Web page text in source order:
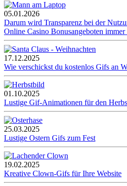
05.01.2026
Darum wird Transparenz bei der
Online Casino Bonusangeboten
17.12.2025
Wie verschickst du kostenlos Gifs an
01.10.2025
Lustige Gif-Animationen für den
25.03.2025
Lustige Ostern Gifs zum Fest
19.02.2025
Kreative Clown-Gifs für Ihre Website